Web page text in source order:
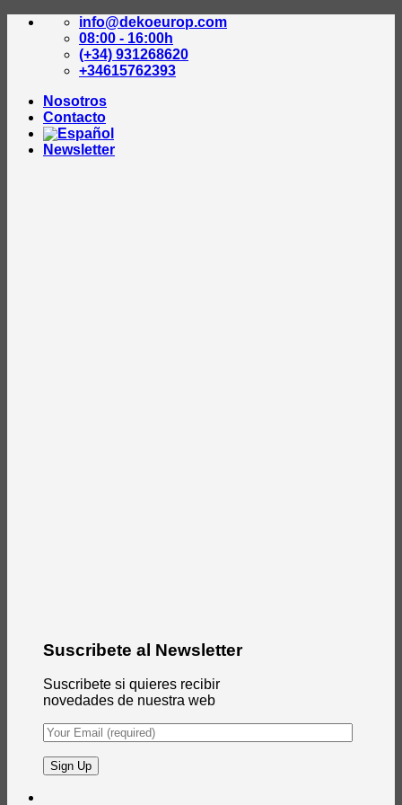
Saltar
contenido
info@dekoeurop.com
08:00 - 16:00h
(+34) 931268620
+34615762393
Nosotros
Contacto
Newsletter
Suscribete al Newsletter
Suscribete si quieres recibir
novedades de nuestra web